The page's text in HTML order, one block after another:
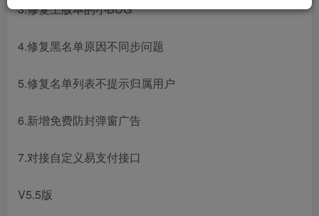
3.修复上版本的小BUG
4.修复黑名单原因不同步问题
5.修复名单列表不提示归属用户
6.新增免费防封弹窗广告
7.对接自定义易支付接口
V5.5版